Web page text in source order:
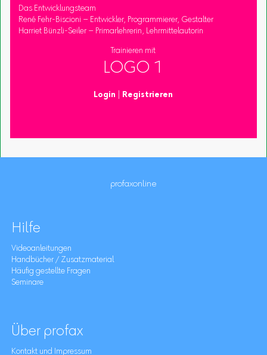
Das Entwicklungsteam
René Fehr-Biscioni – Entwickler, Programmierer, Gestalter
Harriet Bünzli-Seiler – Primarlehrerin, Lehrmittelautorin
Trainieren mit
LOGO 1
Login Registrieren
profaxonline
Hilfe
Videoanleitungen
Handbücher / Zusatzmaterial
Häufig gestellte Fragen
Seminare
Über profax
Kontakt und Impressum